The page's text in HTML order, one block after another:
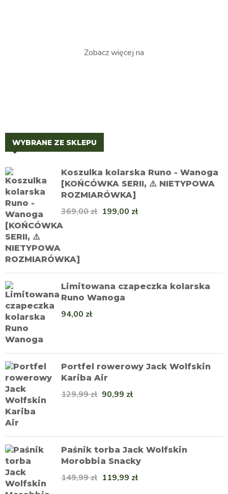
Zobacz więcej na
WYBRANE ZE SKLEPU
Koszulka kolarska Runo - Wanoga
[KOŃCÓWKA SERII, ⚠️ NIETYPOWA
ROZMIARÓWKA]
369,00zł 199,00 zł
Limitowana czapeczka kolarska
Runo Wanoga
94,00 zł
Portfel rowerowy Jack Wolfskin
Kariba Air
129,99zł 90,99 zł
Paśnik torba Jack Wolfskin
Morobbia Snacky
149,99zł 119,99 zł